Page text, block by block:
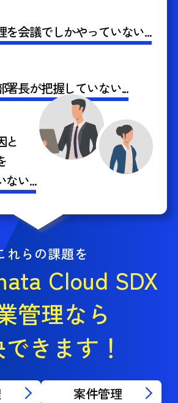
を会議でしかやっていない...
署長が把握していない...
と
ない...
れらの課題を
Cloud SDX
管理なら
きます！
案件管理